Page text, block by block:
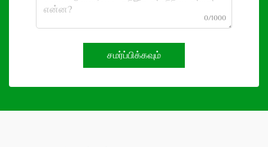
0/1000
சமர்ப்பிக்கவும்